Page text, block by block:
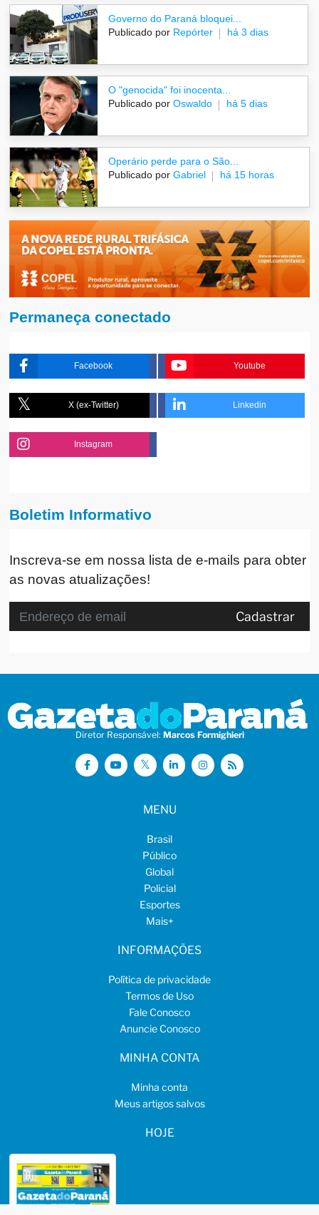
Governo do Paraná bloquei...
Publicado por Repórter há 3 dias
O "genocida" foi inocenta...
Publicado por Oswaldo há 5 dias
Operário perde para o São...
Publicado por Gabriel há 15 horas
Permaneça conectado
Facebook Youtube
X (ex-Twitter) Linkedin
Instagram
Boletim Informativo
Inscreva-se em nossa lista de e-mails para obter
as novas atualizações!
Cadastrar
Diretor Responsável: Marcos Formighieri
MENU
Brasil
Público
Global
Policial
Esportes
Mais+
INFORMAÇÕES
Política de privacidade
Termos de Uso
Fale Conosco
Anuncie Conosco
MINHA CONTA
Minha conta
Meus artigos salvos
HOJE